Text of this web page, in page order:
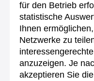
für den Betrieb
statistische
Ihnen
Netzwerke zu
anzuzeigen. Je
akzeptieren Sie